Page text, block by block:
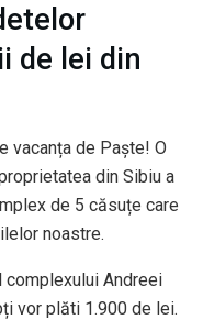
de lei din
vacanța de Paște! O
din Sibiu a
de 5 căsuțe care
noastre.
complexului Andreei
vor plăti 1.900 de lei.